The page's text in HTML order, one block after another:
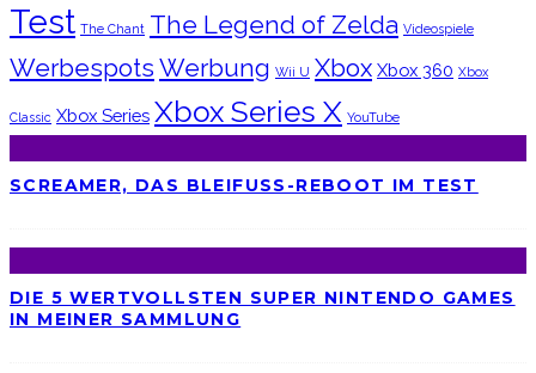
Test The Chant The Legend of Zelda Videospiele
Werbespots Werbung Wii U Xbox Xbox 360 Xbox
Classic Xbox Series Xbox Series X YouTube
SCREAMER, DAS BLEIFUSS-REBOOT IM TEST
DIE 5 WERTVOLLSTEN SUPER NINTENDO GAMES
IN MEINER SAMMLUNG